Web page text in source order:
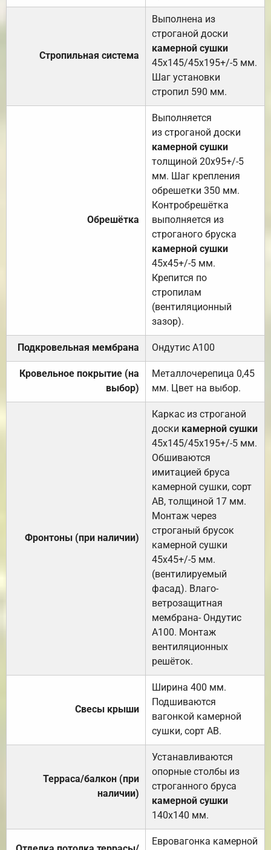
Стропильная система
Выполнена из
строганой доски
камерной сушки
45х145/45х195+/-5 мм.
Шаг установки
стропил 590 мм.
Обрешётка
Выполняется
из строганой доски
камерной сушки
толщиной 20х95+/-5
мм. Шаг крепления
обрешетки 350 мм.
Контробрешётка
выполняется из
строганого бруска
камерной сушки
45х45+/-5 мм.
Крепится по
стропилам
(вентиляционный
зазор).
Подкровельная мембрана Ондутис А100
Кровельное покрытие (на
выбор)
Металлочерепица 0,45
мм. Цвет на выбор.
Фронтоны (при наличии)
Каркас из строганой
доски камерной сушки
45х145/45х195+/-5 мм.
Обшиваются
имитацией бруса
камерной сушки, сорт
АВ, толщиной 17 мм.
Монтаж через
строганый брусок
камерной сушки
45х45+/-5 мм.
(вентилируемый
фасад). Влаго-
ветрозащитная
мембрана- Ондутис
А100. Монтаж
вентиляционных
решёток.
Свесы крыши
Ширина 400 мм.
Подшиваются
вагонкой камерной
сушки, сорт АВ.
Терраса/балкон (при
наличии)
Устанавливаются
опорные столбы из
строганного бруса
камерной сушки
140х140 мм.
Евровагонка камерной